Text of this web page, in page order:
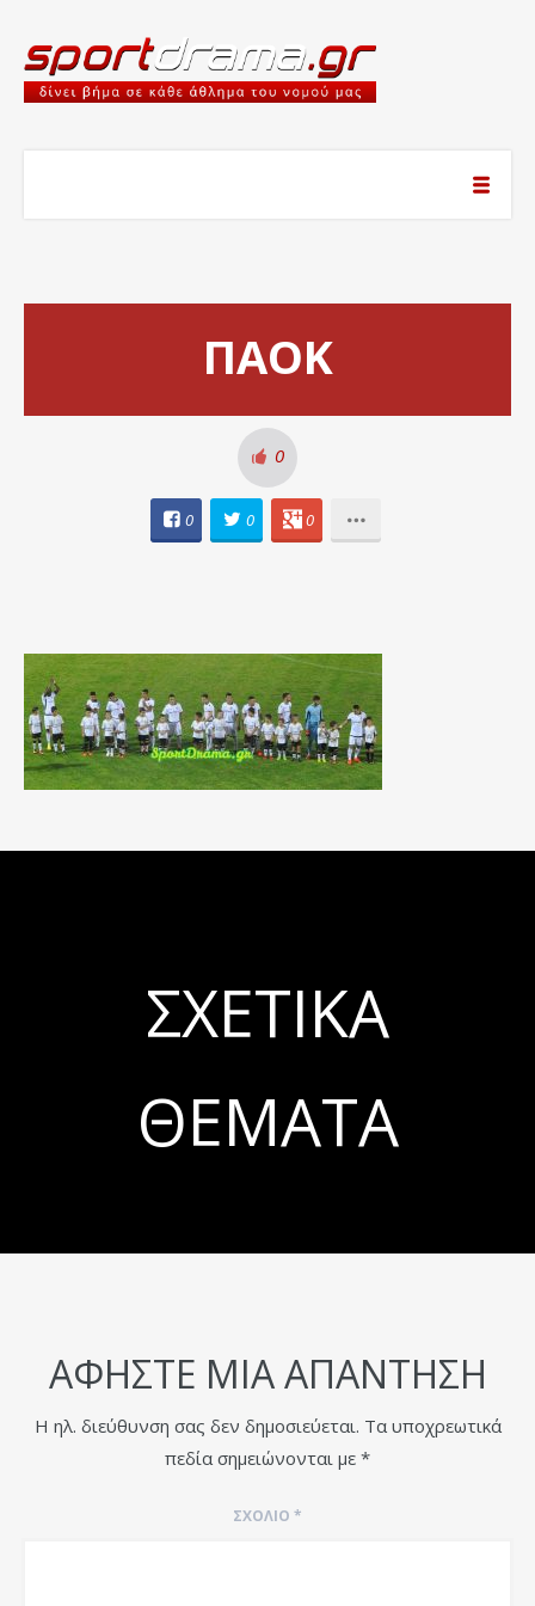
ΠΑΟΚ
0
0 0 0
ΣΧΕΤΙΚΆ
ΘΈΜΑΤΑ
ΑΦΉΣΤΕ ΜΙΑ ΑΠΆΝΤΗΣΗ
Η ηλ. διεύθυνση σας δεν δημοσιεύεται. Τα υποχρεωτικά
πεδία σημειώνονται με *
ΣΧΌΛΙΟ *